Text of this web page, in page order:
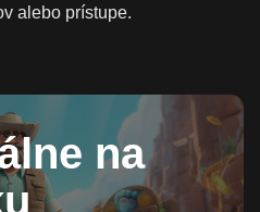
alebo prístupe.
na